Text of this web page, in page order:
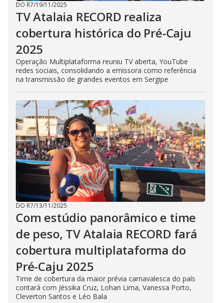
DO R7/19/11/2025
TV Atalaia RECORD realiza
cobertura histórica do Pré-Caju
2025
Operação Multiplataforma reuniu TV aberta, YouTube
redes sociais, consolidando a emissora como referência
na transmissão de grandes eventos em Sergipe
DO R7/13/11/2025
Com estúdio panorâmico e time
de peso, TV Atalaia RECORD fará
cobertura multiplataforma do
Pré-Caju 2025
Time de cobertura da maior prévia carnavalesca do país
contará com Jéssika Cruz, Lohan Lima, Vanessa Porto,
Cleverton Santos e Léo Bala